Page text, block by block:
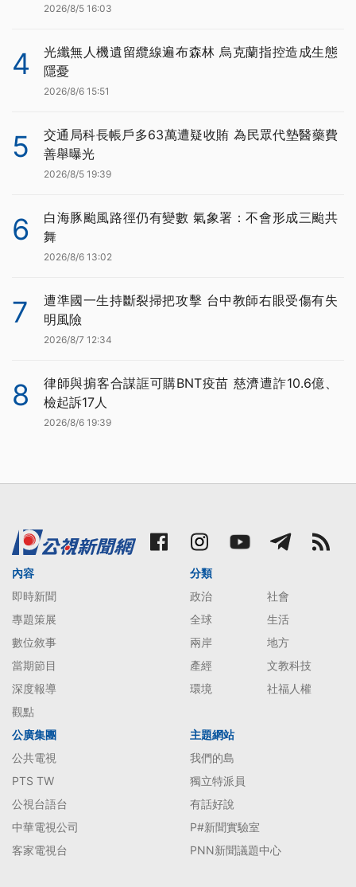
2026/8/5 16:03
4
光纖無人機遺留纜線遍布森林 烏克蘭指控造成生態
隱憂
2026/8/6 15:51
5
交通局科長帳戶多63萬遭疑收賄 為民眾代墊醫藥費
善舉曝光
2026/8/5 19:39
6
白海豚颱風路徑仍有變數 氣象署：不會形成三颱共
舞
2026/8/6 13:02
7
遭準國一生持斷裂掃把攻擊 台中教師右眼受傷有失
明風險
2026/8/7 12:34
8
律師與掮客合謀誆可購BNT疫苗 慈濟遭詐10.6億、
檢起訴17人
2026/8/6 19:39
內容
即時新聞
專題策展
數位敘事
當期節目
深度報導
觀點
分類
政治
社會
全球
生活
兩岸
地方
產經
文教科技
環境
社福人權
公廣集團
公共電視
PTS TW
公視台語台
中華電視公司
客家電視台
主題網站
我們的島
獨立特派員
有話好說
P#新聞實驗室
PNN新聞議題中心